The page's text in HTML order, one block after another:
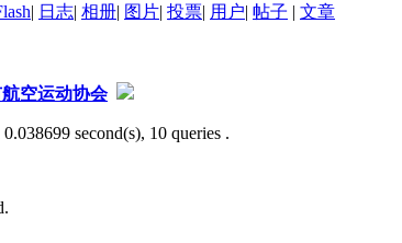
| 日志| 相册| 图片| 投票| 用户| 帖子 | 文章
空运动协会
0.038699 second(s), 10 queries .